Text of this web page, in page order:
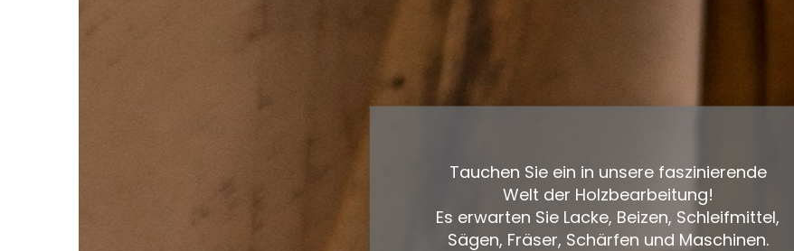
Tauchen Sie ein in unsere faszinierende
Welt der Holzbearbeitung!
Es erwarten Sie Lacke, Beizen, Schleifmittel,
Sägen, Fräser, Schärfen und Maschinen.